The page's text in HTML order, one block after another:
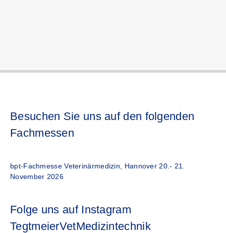
Besuchen Sie uns auf den folgenden
Fachmessen
bpt-Fachmesse Veterinärmedizin, Hannover 20.- 21.
November 2026
Folge uns auf Instagram
TegtmeierVetMedizintechnik